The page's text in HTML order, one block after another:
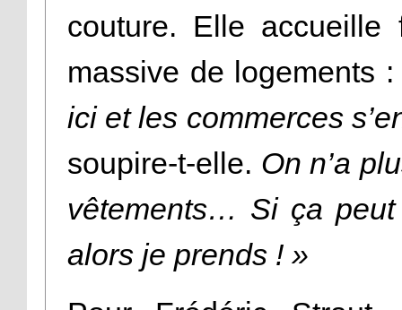
couture. Elle accueille
massive de logements
ici et les commerces
soupire-t-elle. On n’a
vêtements… Si ça
alors je prends ! »